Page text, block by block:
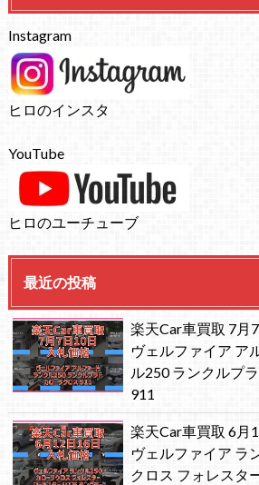
Instagram
ヒロのインスタ
YouTube
ヒロのユーチューブ
最近の投稿
楽天Car車買取 7月
ヴェルファイア ア
ル250 ランクルプ
911
楽天Car車買取 6月
ヴェルファイア ラ
クロス フォレスタ